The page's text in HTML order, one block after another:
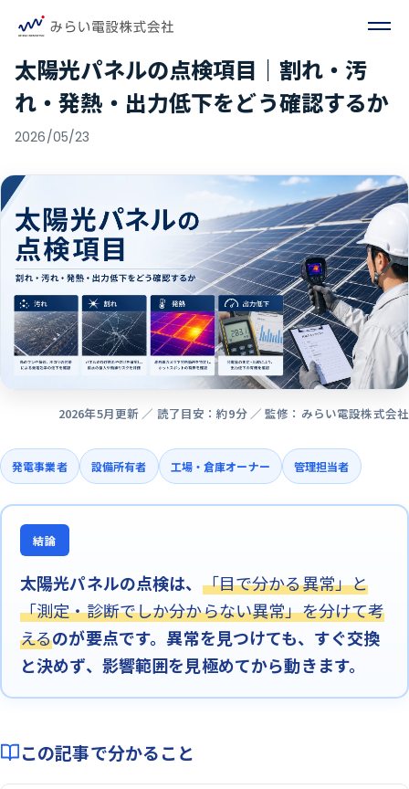
太陽光パネルの点検項目｜割れ・汚
れ・発熱・出力低下をどう確認するか
2026/05/23
2026年5月更新 ／ 読了目安：約9分 ／ 監修：みらい電設株式会社
発電事業者 設備所有者 工場・倉庫オーナー 管理担当者
結論
太陽光パネルの点検は、 「目で分かる異常」と
「測定・診断でしか分からない異常」を分けて考
えるのが要点です。異常を見つけても、すぐ交換
と決めず、影響範囲を見極めてから動きます。
この記事で分かること